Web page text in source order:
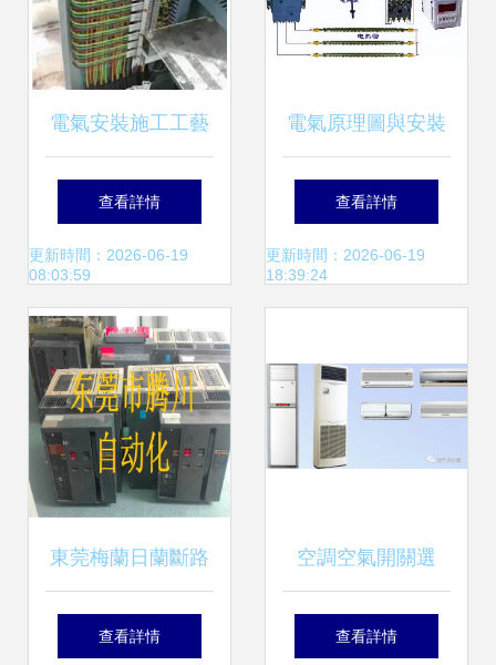
電氣安裝施工工藝
圖文全解析
查看詳情
更新時間：2026-06-19
08:03:59
電氣原理圖與安裝
接線圖繪制指南 構
建安全高效的電氣
查看詳情
更新時間：2026-06-19
18:39:24
東莞梅蘭日蘭斷路
器維修與電氣安裝
查看詳情
空調空氣開關選
25A還是32A？電
查看詳情